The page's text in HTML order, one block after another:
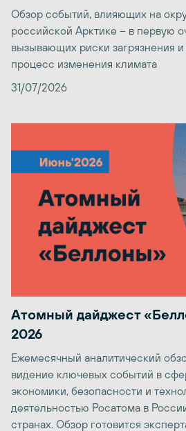
Обзор событий, влияющих на
российской Арктике – в первую
вызывающих риски загрязнения
процесс изменения климата
31/07/2026
Атомный дайджест
2026
Ежемесячный аналитический
видение ключевых событий в
экономики, безопасности и
деятельностью Росатома в
странах. Обзор готовится